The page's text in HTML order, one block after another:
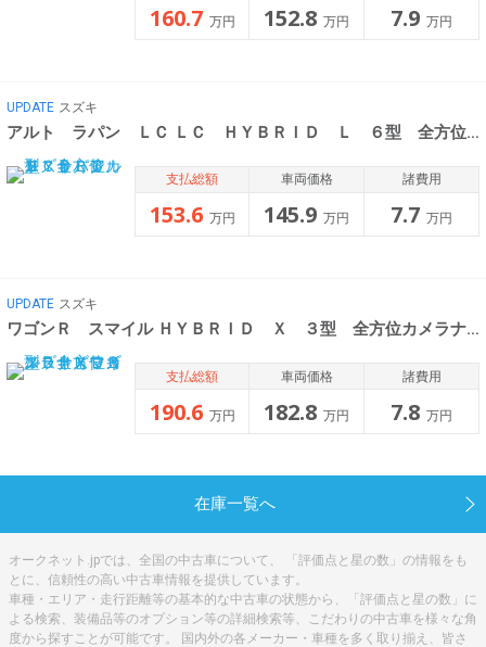
160.7 万円 152.8 万円 7.9 万円
UPDATE スズキ
アルト ラパン ＬＣ ＬＣ ＨＹＢＲＩＤ Ｌ ６型 全方位カメ
支払総額
153.6 万円
車両価格
145.9 万円
諸費用
7.7 万円
UPDATE スズキ
ワゴンＲ スマイル ＨＹＢＲＩＤ Ｘ ３型 全方位カメラナビ
支払総額
190.6 万円
車両価格
182.8 万円
諸費用
7.8 万円
在庫一覧へ
オークネット.jpでは、全国の中古車について、 「評価点と星の数」の情報をも
とに、信頼性の高い中古車情報を提供しています。
車種・エリア・走行距離等の基本的な中古車の状態から、「評価点と星の数」に
よる検索、装備品等のオプション等の詳細検索等、こだわりの中古車を様々な角
度から探すことが可能です。 国内外の各メーカー・車種を多く取り揃え、皆さ